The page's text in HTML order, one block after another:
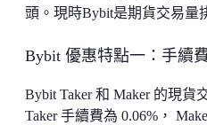
頭。現時Bybit是期貨交易量
Bybit 優惠特點一：手續
Bybit Taker 和 Maker 的現貨
Taker 手續費為 0.06%，